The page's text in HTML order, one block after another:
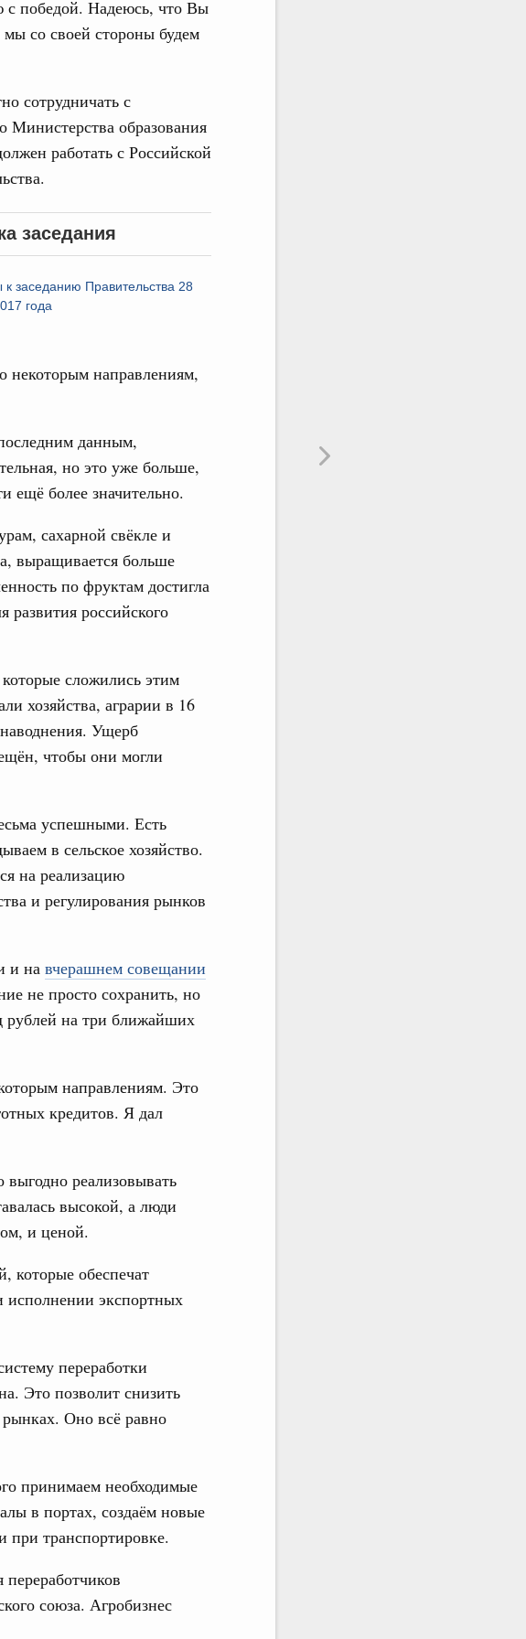
с победой. Надеюсь, что Вы
со своей стороны будем
сотрудничать с
Министерства образования
работать с Российской
заседания
заседанию Правительства 28
года
некоторым направлениям,
данным,
но это уже больше,
ещё более значительно.
сахарной свёкле и
выращивается больше
по фруктам достигла
развития российского
сложились этим
хозяйства, аграрии в 16
Ущерб
чтобы они могли
успешными. Есть
в сельское хозяйство.
на реализацию
и регулирования рынков
и на вчерашнем совещании
не просто сохранить, но
рублей на три ближайших
направлениям. Это
кредитов. Я дал
реализовывать
высокой, а люди
и ценой.
которые обеспечат
исполнении экспортных
переработки
Это позволит снизить
рынках. Оно всё равно
принимаем необходимые
в портах, создаём новые
при транспортировке.
союза. Агробизнес